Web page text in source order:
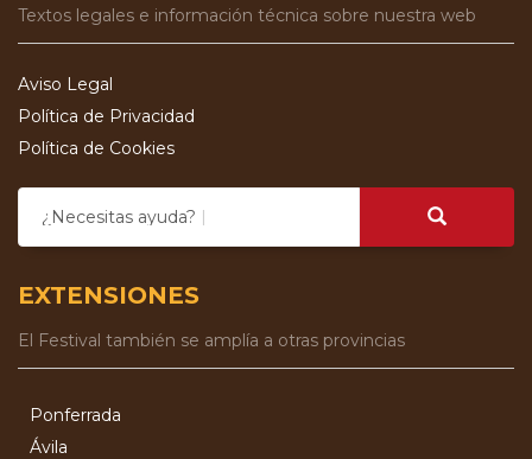
Textos legales e información técnica sobre nuestra web
Aviso Legal
Política de Privacidad
Política de Cookies
¿Necesitas ayuda?
EXTENSIONES
El Festival también se amplía a otras provincias
Ponferrada
Ávila